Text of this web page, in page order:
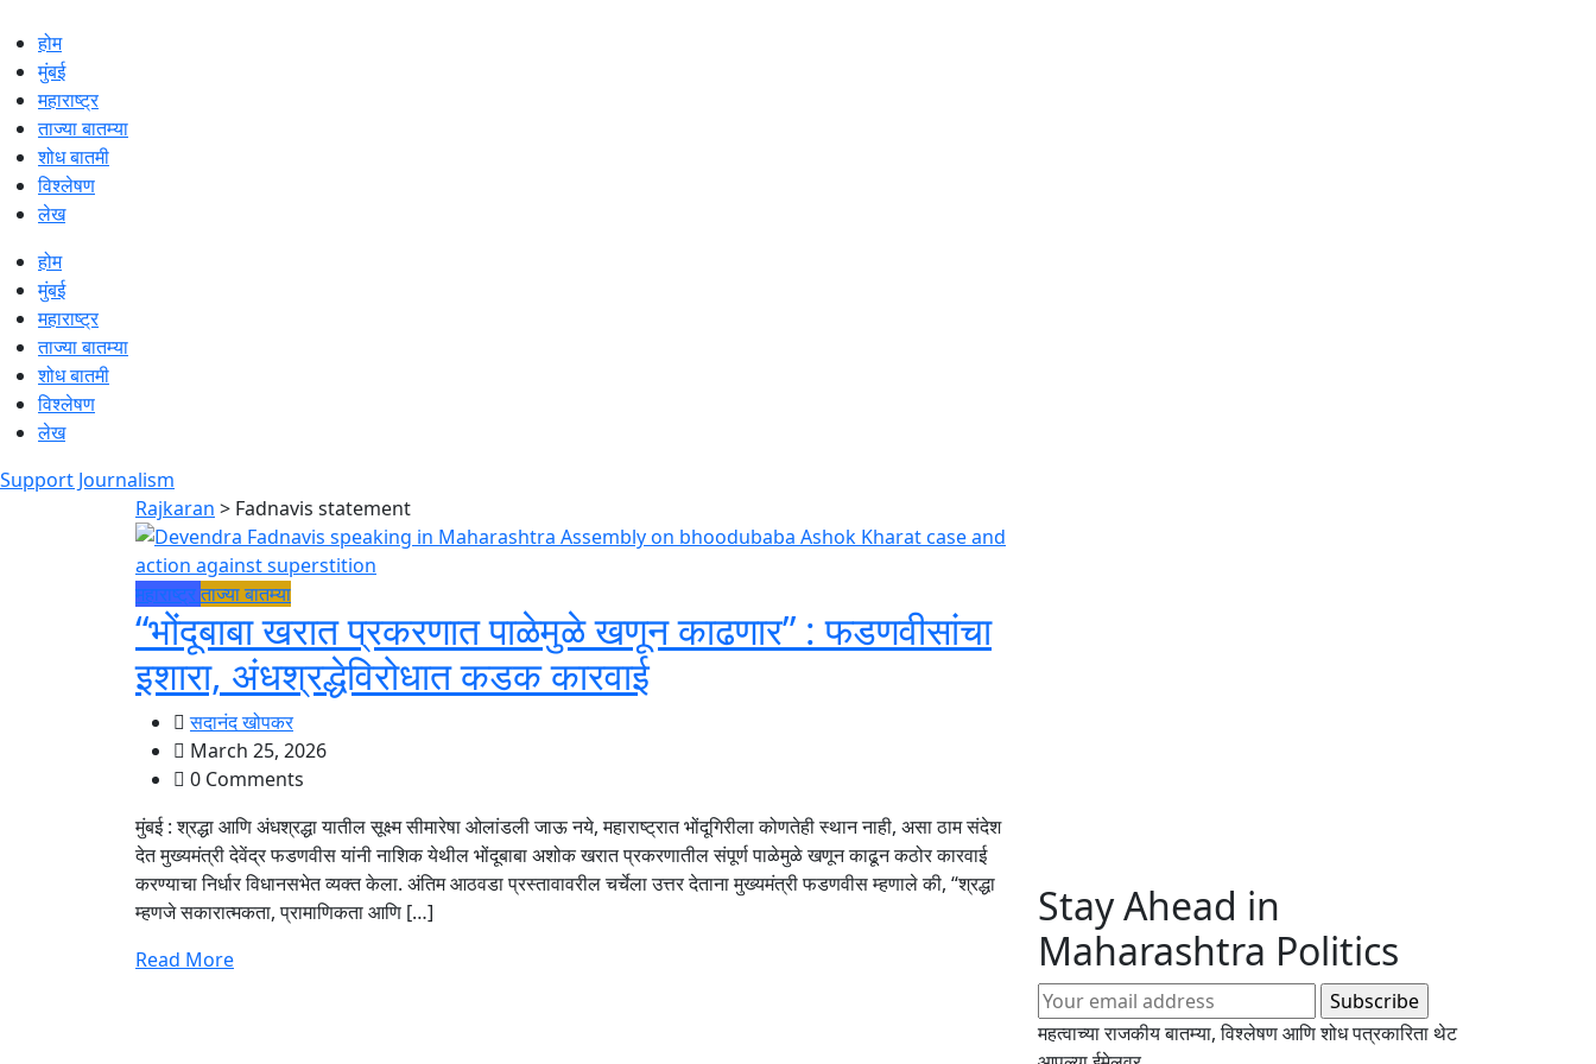
होम
मुंबई
महाराष्ट्र
ताज्या बातम्या
शोध बातमी
विश्लेषण
लेख
होम
मुंबई
महाराष्ट्र
ताज्या बातम्या
शोध बातमी
विश्लेषण
लेख
Support Journalism
Rajkaran > Fadnavis statement
महाराष्ट्रताज्या बातम्या
“भोंदूबाबा खरात प्रकरणात पाळेमुळे खणून काढणार” : फडणवीसांचा
इशारा, अंधश्रद्धेविरोधात कडक कारवाई
सदानंद खोपकर
March 25, 2026
0 Comments
मुंबई : श्रद्धा आणि अंधश्रद्धा यातील सूक्ष्म सीमारेषा ओलांडली जाऊ नये, महाराष्ट्रात भोंदूगिरीला कोणतेही स्थान नाही, असा ठाम संदेश
देत मुख्यमंत्री देवेंद्र फडणवीस यांनी नाशिक येथील भोंदूबाबा अशोक खरात प्रकरणातील संपूर्ण पाळेमुळे खणून काढून कठोर कारवाई
करण्याचा निर्धार विधानसभेत व्यक्त केला. अंतिम आठवडा प्रस्तावावरील चर्चेला उत्तर देताना मुख्यमंत्री फडणवीस म्हणाले की, “श्रद्धा
म्हणजे सकारात्मकता, प्रामाणिकता आणि […]
Read More
Stay Ahead in
Maharashtra Politics
महत्वाच्या राजकीय बातम्या, विश्लेषण आणि शोध पत्रकारिता थेट